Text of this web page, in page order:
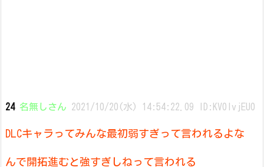
24 名無しさん 2021/10/20(水) 14:54:22.09 ID:KV0lvjEU0
DLCキャラってみんな最初弱すぎって言われるよな
んで開拓進むと強すぎしねって言われる